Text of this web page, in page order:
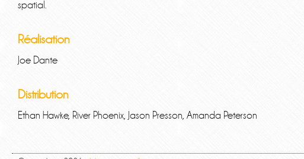
spatial.
Réalisation
Joe Dante
Distribution
Ethan Hawke, River Phoenix, Jason Presson, Amanda Peterson